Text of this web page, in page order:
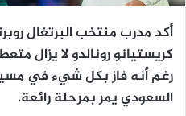
أكد مدرب منتخب البرتغال
رغم أنه فاز بكل شيء في
السعودي يمر بمرحلة رائعة.